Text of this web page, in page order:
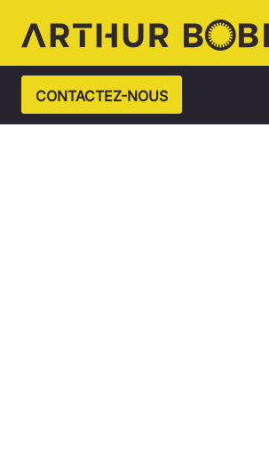
CONTACTEZ-NOUS